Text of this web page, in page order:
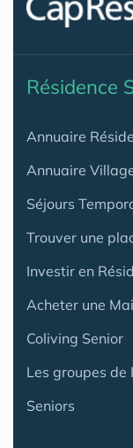
Résidence
Annuaire
Annuaire
Séjours
Trouver une
Investir en
Acheter une
Coliving Senior
Les groupes de
Seniors